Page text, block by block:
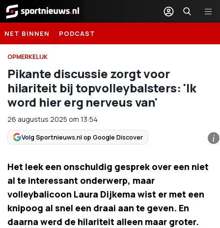
Sportnieuws.nl
NET BINNEN PODCAST
OPMERKELIJK
Pikante discussie zorgt voor
hilariteit bij topvolleybalsters: 'Ik
word hier erg nerveus van'
26 augustus 2025 om 13:54
Volg Sportnieuws.nl op Google Discover i
Het leek een onschuldig gesprek over een niet
al te interessant onderwerp, maar
volleybalicoon Laura Dijkema wist er met een
knipoog al snel een draai aan te geven. En
daarna werd de hilariteit alleen maar groter.